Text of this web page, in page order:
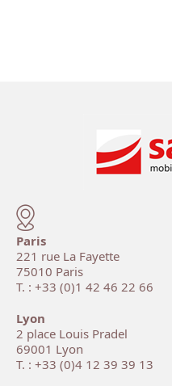
Paris
221 rue La Fayette
75010 Paris
T. : +33 (0)1 42 46 22 66
Lyon
2 place Louis Pradel
69001 Lyon
T. : +33 (0)4 12 39 39 13